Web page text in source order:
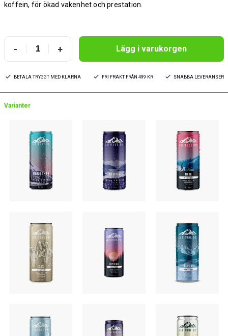
koffein, för ökad vakenhet och prestation.
- + Lägg i varukorgen
BETALA TRYGGT MED KLARNA FRI FRAKT FRÅN 499 KR SNABBA LEVERANSER
Varianter